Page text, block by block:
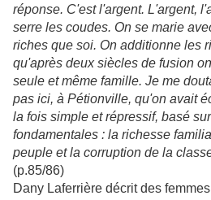
réponse. C'est l'argent. L'argent,
serre les coudes. On se marie
riches que soi. On additionne les
qu'après deux siècles de fusion
seule et même famille. Je me
pas ici, à Pétionville, qu'on avait
la fois simple et répressif, basé
fondamentales : la richesse
peuple et la corruption de la
(p.85/86)
Dany Laferrière décrit des